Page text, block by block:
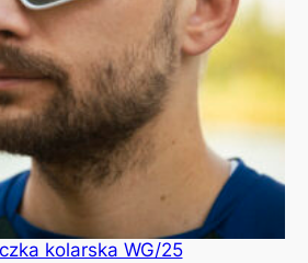
kolarska WG/25